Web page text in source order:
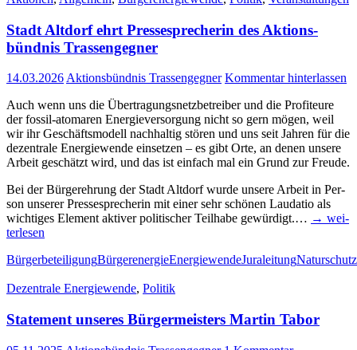
Stadt Alt­dorf ehrt Pres­se­spre­che­rin des Akti­ons­
bünd­nis Trassengegner
14.03.2026 Aktionsbündnis Trassengegner Kommentar hinterlassen
Auch wenn uns die Über­tra­gungs­netz­be­trei­ber und die Pro­fi­teu­re
der fos­­sil-ato­­ma­­ren Ener­gie­ver­sor­gung nicht so gern mögen, weil
wir ihr Geschäfts­mo­dell nach­hal­tig stö­ren und uns seit Jah­ren für die
dezen­tra­le Ener­gie­wen­de ein­set­zen – es gibt Orte, an denen unse­re
Arbeit geschätzt wird, und das ist ein­fach mal ein Grund zur Freude.
Bei der Bür­ger­eh­rung der Stadt Alt­dorf wur­de unse­re Arbeit in Per­
son unse­rer Pres­se­spre­che­rin mit einer sehr schö­nen Lau­da­tio als
wich­ti­ges Ele­ment akti­ver poli­ti­scher Teil­ha­be gewür­digt.… → wei­
ter­le­sen
BürgerbeteiligungBürgerenergieEnergiewendeJuraleitungNaturschutz
Dezentrale Energiewende, Politik
State­ment unse­res Bür­ger­meis­ters Mar­tin Tabor